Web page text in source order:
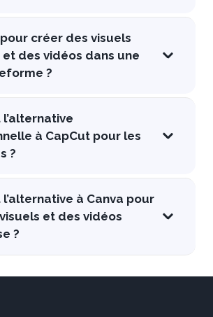
créer des visuels
des vidéos dans une
?
à CapCut pour les
?
à Canva pour
et des vidéos
?